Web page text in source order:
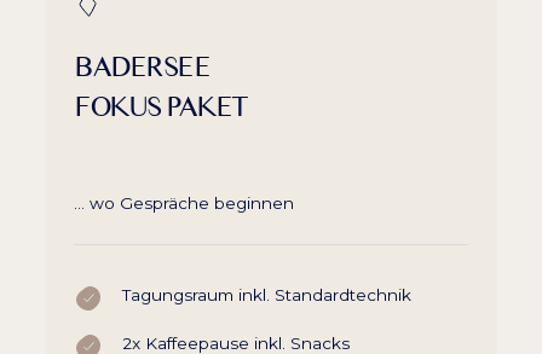
BADERSEE
FOKUS PAKET
… wo Gespräche beginnen
Tagungsraum inkl. Standardtechnik
2x Kaffeepause inkl. Snacks